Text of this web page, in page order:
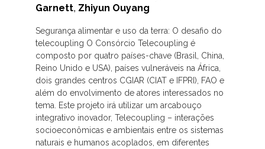
Garnett, Zhiyun Ouyang
Segurança alimentar e uso da terra: O desafio do
telecoupling O Consórcio Telecoupling é
composto por quatro países-chave (Brasil, China,
Reino Unido e USA), países vulneráveis na África,
dois grandes centros CGIAR (CIAT e IFPRI), FAO e
além do envolvimento de atores interessados no
tema. Este projeto irá utilizar um arcabouço
integrativo inovador, Telecoupling – interações
socioeconômicas e ambientais entre os sistemas
naturais e humanos acoplados, em diferentes